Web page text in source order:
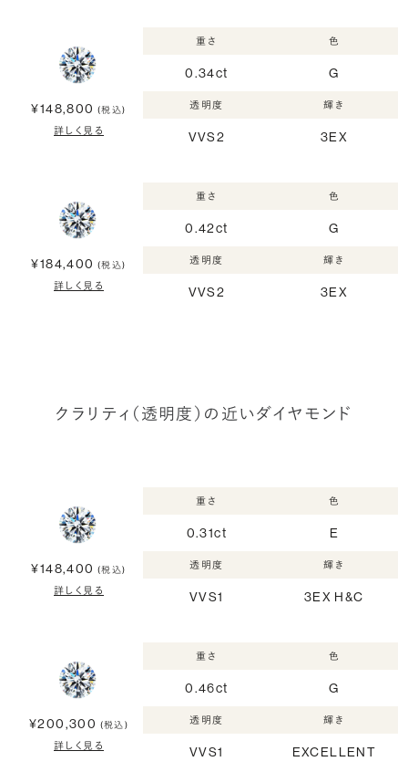
¥148,800 (税込)
詳しく見る
重さ
0.34ct
色
G
透明度
VVS2
輝き
3EX
¥184,400 (税込)
詳しく見る
重さ
0.42ct
色
G
透明度
VVS2
輝き
3EX
クラリティ（透明度）の近いダイヤモンド
¥148,400 (税込)
詳しく見る
重さ
0.31ct
色
E
透明度
VVS1
輝き
3EX H&C
¥200,300 (税込)
詳しく見る
重さ
0.46ct
色
G
透明度
VVS1
輝き
EXCELLENT